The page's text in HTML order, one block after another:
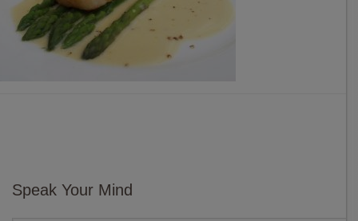
Speak Your Mind